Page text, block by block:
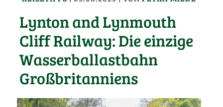
Lynton and Lynmouth
Cliff Railway: Die einzige
Wasserballastbahn
Großbritanniens